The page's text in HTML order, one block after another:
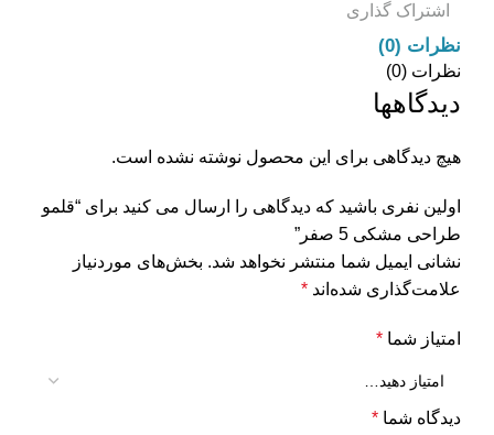
اشتراک گذاری
نظرات (0)
نظرات (0)
دیدگاهها
هیچ دیدگاهی برای این محصول نوشته نشده است.
اولین نفری باشید که دیدگاهی را ارسال می کنید برای “قلمو
طراحی مشکی 5 صفر”
نشانی ایمیل شما منتشر نخواهد شد. بخش‌های موردنیاز
علامت‌گذاری شده‌اند *
امتیاز شما *
دیدگاه شما *